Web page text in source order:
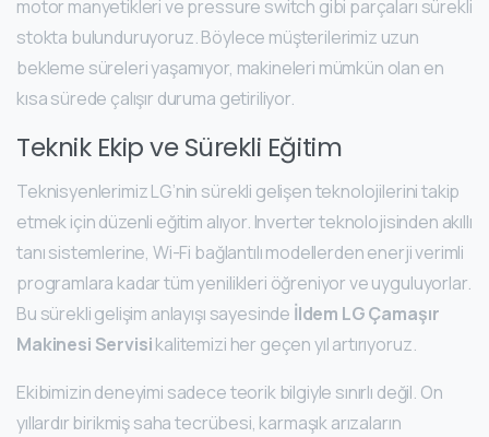
motor manyetikleri ve pressure switch gibi parçaları sürekli
stokta bulunduruyoruz. Böylece müşterilerimiz uzun
bekleme süreleri yaşamıyor, makineleri mümkün olan en
kısa sürede çalışır duruma getiriliyor.
Teknik Ekip ve Sürekli Eğitim
Teknisyenlerimiz LG’nin sürekli gelişen teknolojilerini takip
etmek için düzenli eğitim alıyor. Inverter teknolojisinden akıllı
tanı sistemlerine, Wi-Fi bağlantılı modellerden enerji verimli
programlara kadar tüm yenilikleri öğreniyor ve uyguluyorlar.
Bu sürekli gelişim anlayışı sayesinde İldem LG Çamaşır
Makinesi Servisikalitemizi her geçen yıl artırıyoruz.
Ekibimizin deneyimi sadece teorik bilgiyle sınırlı değil. On
yıllardır birikmiş saha tecrübesi, karmaşık arızaların